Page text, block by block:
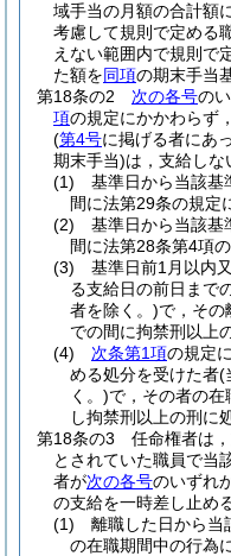
域手当の月額の合計額
考慮して規則で定める
えない範囲内で規則で
た額を同項の期末手当
第18条の2
次の各号の
項の規定にかかわらず，
(第4号に掲げる者にあ
期末手当)は，支給しな
(1)
基準日から当該基
間に法第29条の規定
(2)
基準日から当該基
間に法第28条第4項
(3)
基準日前1月以内
る支給日の前日まで
者を除く。)で，その
での間に拘禁刑以上
(4)
次条第1項の規定
める処分を受けた者(
く。)で，その者の
し拘禁刑以上の刑に
第18条の3
任命権者は
とされていた職員で当
者が次の各号のいずれ
の支給を一時差し止め
(1)
離職した日から当
の在職期間中の行為